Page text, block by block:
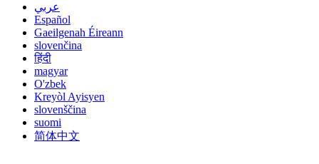
عربي
Español
Gaeilgenah Éireann
slovenčina
हिंदी
magyar
O'zbek
Kreyòl Ayisyen
slovenščina
suomi
简体中文